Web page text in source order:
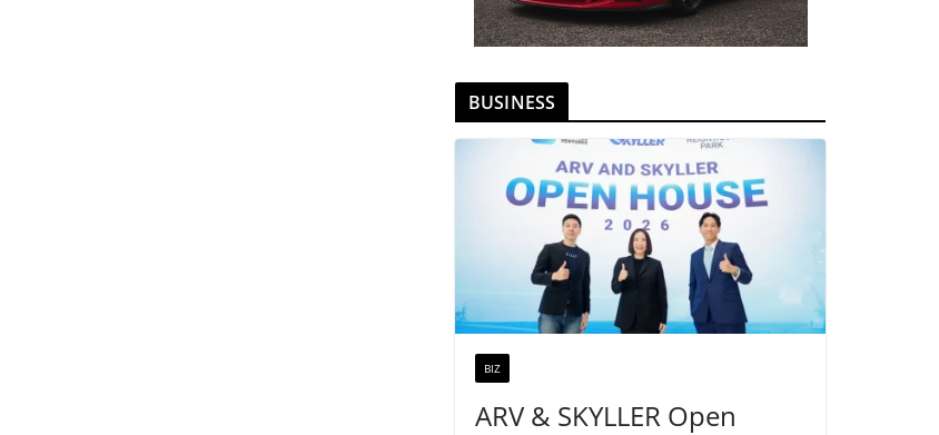
BUSINESS
BIZ
ARV & SKYLLER Open